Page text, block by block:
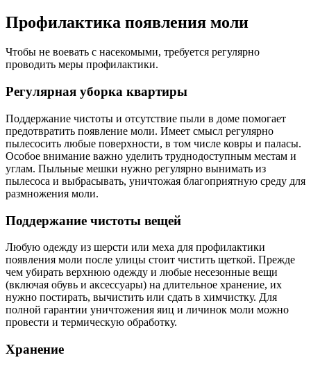
Профилактика появления моли
Чтобы не воевать с насекомыми, требуется регулярно
проводить меры профилактики.
Регулярная уборка квартиры
Поддержание чистоты и отсутствие пыли в доме помогает
предотвратить появление моли. Имеет смысл регулярно
пылесосить любые поверхности, в том числе ковры и паласы.
Особое внимание важно уделить труднодоступным местам и
углам. Пыльные мешки нужно регулярно вынимать из
пылесоса и выбрасывать, уничтожая благоприятную среду для
размножения моли.
Поддержание чистоты вещей
Любую одежду из шерсти или меха для профилактики
появления моли после улицы стоит чистить щеткой. Прежде
чем убирать верхнюю одежду и любые несезонные вещи
(включая обувь и аксессуары) на длительное хранение, их
нужно постирать, вычистить или сдать в химчистку. Для
полной гарантии уничтожения яиц и личинок моли можно
провести и термическую обработку.
Хранение